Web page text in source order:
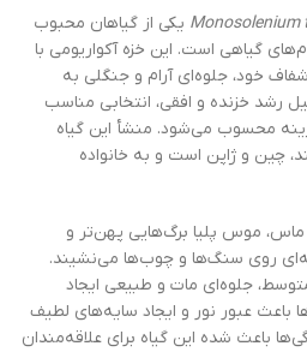
Monosolenium یکی از گیاهان محبوب
گیاهی است. این خزه آکواریومی با
خود، جلوه‌ای آرام و جنگلی به
رشد خزنده و افقی، انتخابی مناسب
محسوب می‌شود. منشأ این گیاه
چین و ژاپن است و به خانواده
ماس، موس پلیا برگ‌هایی پهن‌تر و
روی سنگ‌ها و چوب‌ها می‌نشیند.
جلوه‌ای مات و طبیعی ایجاد
باعث عبور نور و ایجاد سایه‌های لطیف
باعث شده این گیاه برای علاقه‌مندان